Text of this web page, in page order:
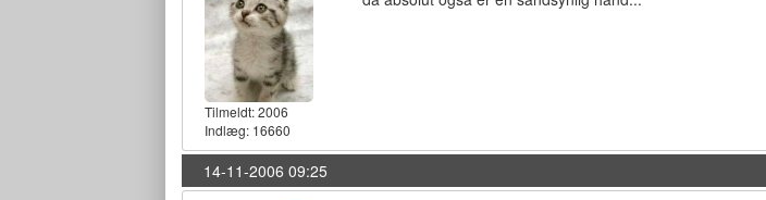
Tilmeldt:2006
Indlæg: 16660
14-11-2006 09:25